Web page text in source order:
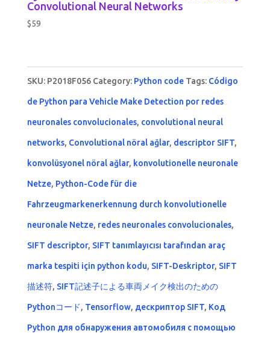
Convolutional Neural Networks
$59
SKU: P2018F056 Category: Python code Tags: Código
de Python para Vehicle Make Detection por redes
neuronales convolucionales, convolutional neural
networks, Convolutional nöral ağlar, descriptor SIFT,
konvolüsyonel nöral ağlar, konvolutionelle neuronale
Netze, Python-Code für die
Fahrzeugmarkenerkennung durch konvolutionelle
neuronale Netze, redes neuronales convolucionales,
SIFT descriptor, SIFT tanımlayıcısı tarafından araç
marka tespiti için python kodu, SIFT-Deskriptor, SIFT
描述符, SIFT記述子による車両メイク検出のための
Pythonコード, Tensorflow, дескриптор SIFT, Код
Python для обнаружения автомобиля с помощью